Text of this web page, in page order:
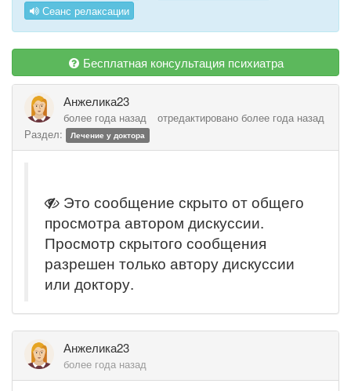
Сеанс релаксации
Бесплатная консультация психиатра
Анжелика23
более года назад
отредактировано более года назад
Раздел:
Лечение у доктора
Это сообщение скрыто от общего
просмотра автором дискуссии.
Просмотр скрытого сообщения
разрешен только автору дискуссии
или доктору.
Анжелика23
более года назад